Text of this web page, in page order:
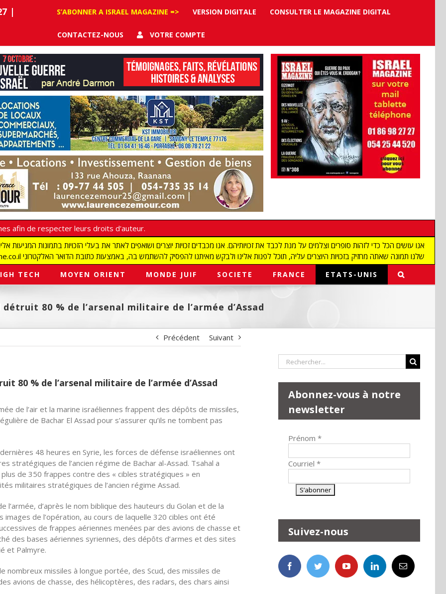
|
S’ABONNER A ISRAEL MAGAZINE => VERSION DIGITALE CONSULTER LE MAGAZINE DIGITAL
CONTACTEZ-NOUS VOTRE COMPTE
afin de respecter leurs droits d'auteur.
redaction@israelmagazine.co.il שלנו תמונה שאתה מחזיק בזכויות היוצרים עליה, תוכל לפנות אלינו ולבקש מאיתנו להפסיק להשתמש בה, באמצעות כתובת הדואר האלקטרוני
TECH MOYEN ORIENT MONDE JUIF SOCIETE FRANCE ETATS-UNIS
80 % de l’arsenal militaire de l’armée d’Assad
Précédent Suivant
80 % de l’arsenal militaire de l’armée d’Assad
de l’air et la marine israéliennes frappent des dépôts de missiles,
de Bachar El Assad pour s’assurer qu’ils ne tombent pas
48 heures en Syrie, les forces de défense israéliennes ont
stratégiques de l’ancien régime de Bachar al-Assad. Tsahal a
de 350 frappes contre des « cibles stratégiques » en
militaires stratégiques de l’ancien régime Assad.
l’armée, d’après le nom biblique des hauteurs du Golan et de la
images de l’opération, au cours de laquelle 320 cibles ont été
de frappes aériennes menées par des avions de chasse et
des bases aériennes syriennes, des dépôts d’armes et des sites
et Palmyre.
nombreux missiles à longue portée, des Scud, des missiles de
avions de chasse, des hélicoptères, des radars, des chars ainsi
Rechercher:
Abonnez-vous à notre
newsletter
Prénom *
Courriel *
Suivez-nous